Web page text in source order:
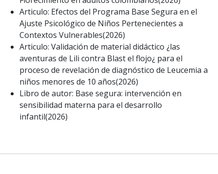
Articulo: Efectos del Programa Base Segura en el
Ajuste Psicológico de Niños Pertenecientes a
Contextos Vulnerables(2026)
Articulo: Validación de material didáctico ¿las
aventuras de Lili contra Blast el flojo¿ para el
proceso de revelación de diagnóstico de Leucemia a
niños menores de 10 años(2026)
Libro de autor: Base segura: intervención en
sensibilidad materna para el desarrollo
infantil(2026)